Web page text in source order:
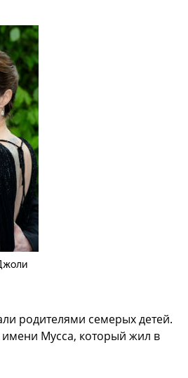
родителями семерых детей.
имени Мусса, который жил в